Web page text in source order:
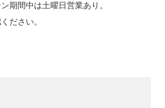
期間中は土曜日営業あり。
ださい。